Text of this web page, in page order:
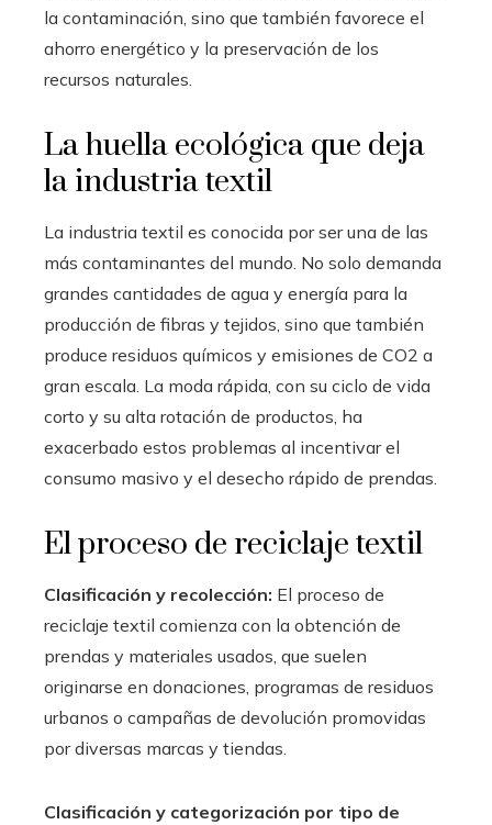
la contaminación, sino que también favorece el
ahorro energético y la preservación de los
recursos naturales.
La huella ecológica que deja
la industria textil
La industria textil es conocida por ser una de las
más contaminantes del mundo. No solo demanda
grandes cantidades de agua y energía para la
producción de fibras y tejidos, sino que también
produce residuos químicos y emisiones de CO2 a
gran escala. La moda rápida, con su ciclo de vida
corto y su alta rotación de productos, ha
exacerbado estos problemas al incentivar el
consumo masivo y el desecho rápido de prendas.
El proceso de reciclaje textil
Clasificación y recolección: El proceso de
reciclaje textil comienza con la obtención de
prendas y materiales usados, que suelen
originarse en donaciones, programas de residuos
urbanos o campañas de devolución promovidas
por diversas marcas y tiendas.
Clasificación y categorización por tipo de